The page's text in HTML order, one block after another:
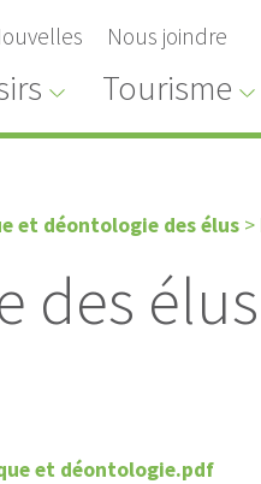
Nous joindre
Tourisme
et déontologie des élus >
des
et déontologie.pdf